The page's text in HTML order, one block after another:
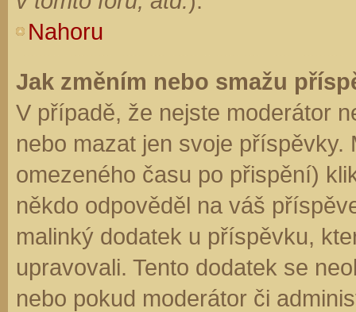
Nahoru
Jak změním nebo smažu
V případě, že nejste moderátor
nebo mazat jen svoje
omezeného času po přispění)
někdo odpověděl na váš
malinký dodatek u příspěvku,
upravovali. Tento dodatek se
nebo pokud moderátor či